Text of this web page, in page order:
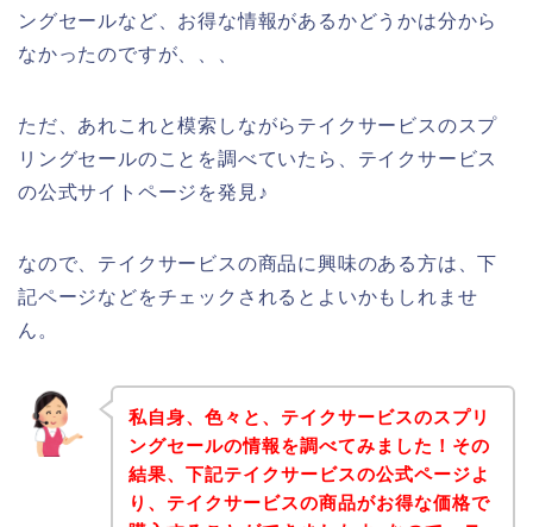
ングセールなど、お得な情報があるかどうかは分から
なかったのですが、、、
ただ、あれこれと模索しながらテイクサービスのスプ
リングセールのことを調べていたら、テイクサービス
の公式サイトページを発見♪
なので、テイクサービスの商品に興味のある方は、下
記ページなどをチェックされるとよいかもしれませ
ん。
私自身、色々と、テイクサービスのスプリ
ングセールの情報を調べてみました！その
結果、下記テイクサービスの公式ページよ
り、テイクサービスの商品がお得な価格で